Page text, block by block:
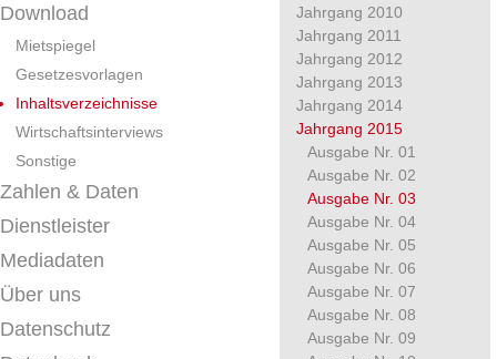
Download
Mietspiegel
Gesetzesvorlagen
Inhaltsverzeichnisse
Wirtschaftsinterviews
Sonstige
Zahlen & Daten
Dienstleister
Mediadaten
Über uns
Datenschutz
Jahrgang 2010
Jahrgang 2011
Jahrgang 2012
Jahrgang 2013
Jahrgang 2014
Jahrgang 2015
Ausgabe Nr. 01
Ausgabe Nr. 02
Ausgabe Nr. 03
Ausgabe Nr. 04
Ausgabe Nr. 05
Ausgabe Nr. 06
Ausgabe Nr. 07
Ausgabe Nr. 08
Ausgabe Nr. 09